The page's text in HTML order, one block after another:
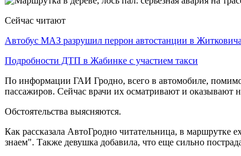
Сейчас читают
Автобус МАЗ разрушил перрон автостанции в
Подробности ДТП в Жабинке с участием такси
По информации ГАИ Гродно, всего в автомобиле, помимо
пассажиров. Сейчас врачи их осматривают и оказывают
Обстоятельства выясняются.
Как рассказала АвтоГродно читательница, в маршрутке
знаем". Также девушка добавила, что еще сильно